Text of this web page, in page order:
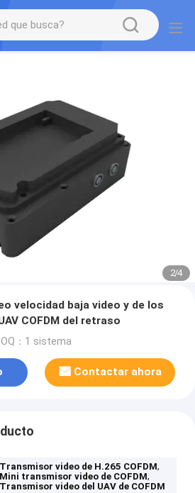
2/4
velocidad baja video y de los
COFDM del retraso
：1 sistema
Contactar ahora
Transmisor video de H.265 COFDM,
Mini transmisor video de COFDM,
Transmisor video del UAV de COFDM